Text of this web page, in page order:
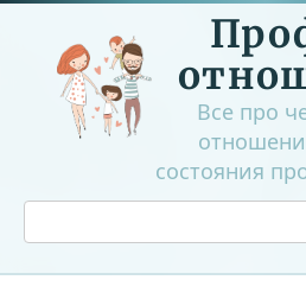
Перейти
контенту
Все про
состояния
Поиск: